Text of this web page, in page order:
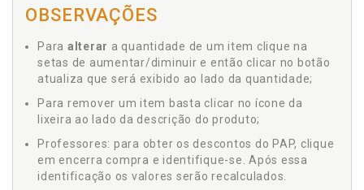
OBSERVAÇÕES
Para alterar a quantidade de um item clique na
setas de aumentar/diminuir e então clicar no botão
atualiza que será exibido ao lado da quantidade;
Para remover um item basta clicar no ícone da
lixeira ao lado da descrição do produto;
Professores: para obter os descontos do PAP, clique
em encerra compra e identifique-se. Após essa
identificação os valores serão recalculados.